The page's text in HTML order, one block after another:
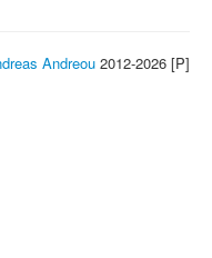
Andreou 2012-2026 [P]